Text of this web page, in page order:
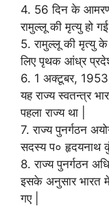
4. 56 दिन के
रामुल्लू की मृत्यु हो गई |
5. रामुल्लू की मृत्यु
लिए पृथक आंध्र
6. 1 अक्टूबर, 1953
यह राज्य स्वतन्त्र
पहला राज्य था |
7. राज्य पुनर्गठन
सदस्य प० हृदयनाथ
8. राज्य पुनर्गठन
इसके अनुसार भारत
गए |